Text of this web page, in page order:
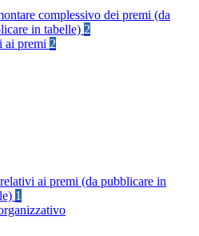
complessivo dei premi (da
in tabelle) 2
ai premi 2
ai premi (da pubblicare in
1